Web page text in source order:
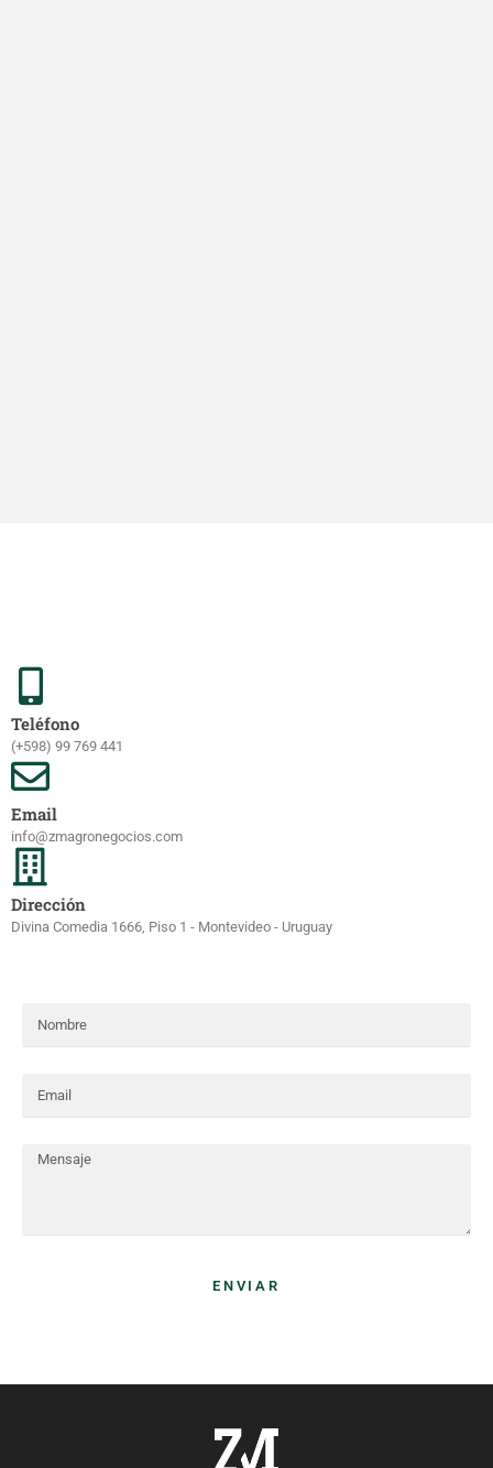
Teléfono
(+598) 99 769 441
Email
info@zmagronegocios.com
Dirección
Divina Comedia 1666, Piso 1 - Montevideo - Uruguay
ENVIAR